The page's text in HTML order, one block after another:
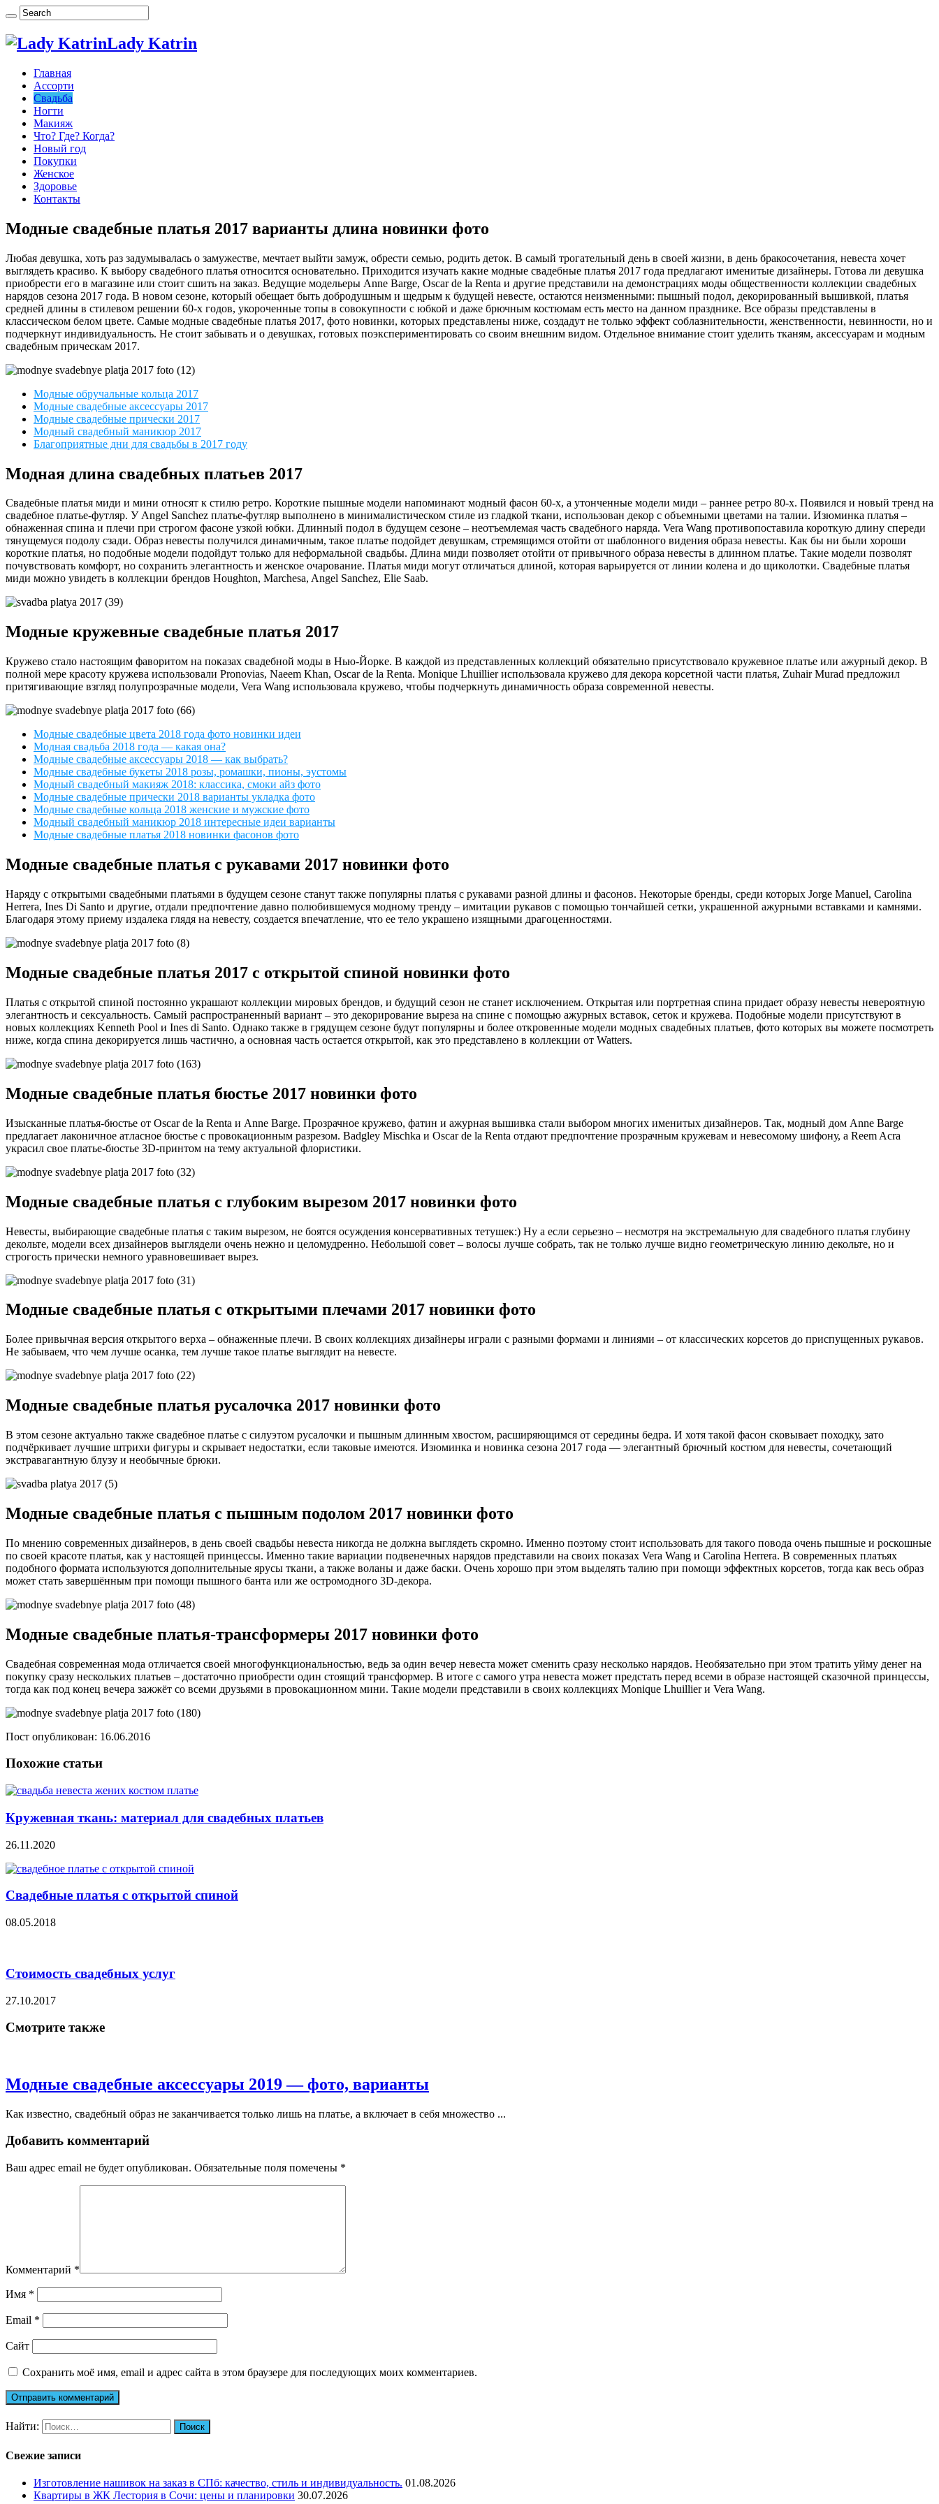
Lady Katrin
Главная
Ассорти
Свадьба
Ногти
Макияж
Что? Где? Когда?
Новый год
Покупки
Женское
Здоровье
Контакты
Модные свадебные платья 2017 варианты длина новинки фото
Любая девушка, хоть раз задумывалась о замужестве, мечтает выйти замуж, обрести семью, родить деток. В самый трогательный день в своей жизни, в день бракосочетания, невеста хочет
выглядеть красиво. К выбору свадебного платья относится основательно. Приходится изучать какие модные свадебные платья 2017 года предлагают именитые дизайнеры. Готова ли девушка
приобрести его в магазине или стоит сшить на заказ. Ведущие модельеры Anne Barge, Oscar de la Renta и другие представили на демонстрациях моды общественности коллекции свадебных
нарядов сезона 2017 года. В новом сезоне, который обещает быть добродушным и щедрым к будущей невесте, остаются неизменными: пышный подол, декорированный вышивкой, платья
средней длины в стилевом решении 60-х годов, укороченные топы в совокупности с юбкой и даже брючным костюмам есть место на данном празднике. Все образы представлены в
классическом белом цвете. Самые модные свадебные платья 2017, фото новинки, которых представлены ниже, создадут не только эффект соблазнительности, женственности, невинности, но и
подчеркнут индивидуальность. Не стоит забывать и о девушках, готовых поэкспериментировать со своим внешним видом. Отдельное внимание стоит уделить тканям, аксессуарам и модным
свадебным прическам 2017.
Модные обручальные кольца 2017
Модные свадебные аксессуары 2017
Модные свадебные прически 2017
Модный свадебный маникюр 2017
Благоприятные дни для свадьбы в 2017 году
Модная длина свадебных платьев 2017
Свадебные платья миди и мини относят к стилю ретро. Короткие пышные модели напоминают модный фасон 60-х, а утонченные модели миди – раннее ретро 80-х. Появился и новый тренд на
свадебное платье-футляр. У Angel Sanchez платье-футляр выполнено в минималистическом стиле из гладкой ткани, использован декор с объемными цветами на талии. Изюминка платья –
обнаженная спина и плечи при строгом фасоне узкой юбки. Длинный подол в будущем сезоне – неотъемлемая часть свадебного наряда. Vera Wang противопоставила короткую длину спереди
тянущемуся подолу сзади. Образ невесты получился динамичным, такое платье подойдет девушкам, стремящимся отойти от шаблонного видения образа невесты. Как бы ни были хороши
короткие платья, но подобные модели подойдут только для неформальной свадьбы. Длина миди позволяет отойти от привычного образа невесты в длинном платье. Такие модели позволят
почувствовать комфорт, но сохранить элегантность и женское очарование. Платья миди могут отличаться длиной, которая варьируется от линии колена и до щиколотки. Свадебные платья
миди можно увидеть в коллекции брендов Houghton, Marchesa, Angel Sanchez, Elie Saab.
Модные кружевные свадебные платья 2017
Кружево стало настоящим фаворитом на показах свадебной моды в Нью-Йорке. В каждой из представленных коллекций обязательно присутствовало кружевное платье или ажурный декор. В
полной мере красоту кружева использовали Pronovias, Naeem Khan, Oscar de la Renta. Monique Lhuillier использовала кружево для декора корсетной части платья, Zuhair Murad предложил
притягивающие взгляд полупрозрачные модели, Vera Wang использовала кружево, чтобы подчеркнуть динамичность образа современной невесты.
Модные свадебные цвета 2018 года фото новинки идеи
Модная свадьба 2018 года — какая она?
Модные свадебные аксессуары 2018 — как выбрать?
Модные свадебные букеты 2018 розы, ромашки, пионы, эустомы
Модный свадебный макияж 2018: классика, смоки айз фото
Модные свадебные прически 2018 варианты укладка фото
Модные свадебные кольца 2018 женские и мужские фото
Модный свадебный маникюр 2018 интересные идеи варианты
Модные свадебные платья 2018 новинки фасонов фото
Модные свадебные платья с рукавами 2017 новинки фото
Наряду с открытыми свадебными платьями в будущем сезоне станут также популярны платья с рукавами разной длины и фасонов. Некоторые бренды, среди которых Jorge Manuel, Carolina
Herrera, Ines Di Santo и другие, отдали предпочтение давно полюбившемуся модному тренду – имитации рукавов с помощью тончайшей сетки, украшенной ажурными вставками и камнями.
Благодаря этому приему издалека глядя на невесту, создается впечатление, что ее тело украшено изящными драгоценностями.
Модные свадебные платья 2017 с открытой спиной новинки фото
Платья с открытой спиной постоянно украшают коллекции мировых брендов, и будущий сезон не станет исключением. Открытая или портретная спина придает образу невесты невероятную
элегантность и сексуальность. Самый распространенный вариант – это декорирование выреза на спине с помощью ажурных вставок, сеток и кружева. Подобные модели присутствуют в
новых коллекциях Kenneth Pool и Ines di Santo. Однако также в грядущем сезоне будут популярны и более откровенные модели модных свадебных платьев, фото которых вы можете посмотреть
ниже, когда спина декорируется лишь частично, а основная часть остается открытой, как это представлено в коллекции от Watters.
Модные свадебные платья бюстье 2017 новинки фото
Изысканные платья-бюстье от Oscar de la Renta и Anne Barge. Прозрачное кружево, фатин и ажурная вышивка стали выбором многих именитых дизайнеров. Так, модный дом Anne Barge
предлагает лаконичное атласное бюстье с провокационным разрезом. Badgley Mischka и Oscar de la Renta отдают предпочтение прозрачным кружевам и невесомому шифону, а Reem Acra
украсил свое платье-бюстье 3D-принтом на тему актуальной флористики.
Модные свадебные платья с глубоким вырезом 2017 новинки фото
Невесты, выбирающие свадебные платья с таким вырезом, не боятся осуждения консервативных тетушек:) Ну а если серьезно – несмотря на экстремальную для свадебного платья глубину
декольте, модели всех дизайнеров выглядели очень нежно и целомудренно. Небольшой совет – волосы лучше собрать, так не только лучше видно геометрическую линию декольте, но и
строгость прически немного уравновешивает вырез.
Модные свадебные платья с открытыми плечами 2017 новинки фото
Более привычная версия открытого верха – обнаженные плечи. В своих коллекциях дизайнеры играли с разными формами и линиями – от классических корсетов до приспущенных рукавов.
Не забываем, что чем лучше осанка, тем лучше такое платье выглядит на невесте.
Модные свадебные платья русалочка 2017 новинки фото
В этом сезоне актуально также свадебное платье с силуэтом русалочки и пышным длинным хвостом, расширяющимся от середины бедра. И хотя такой фасон сковывает походку, зато
подчёркивает лучшие штрихи фигуры и скрывает недостатки, если таковые имеются. Изюминка и новинка сезона 2017 года — элегантный брючный костюм для невесты, сочетающий
экстравагантную блузу и необычные брюки.
Модные свадебные платья с пышным подолом 2017 новинки фото
По мнению современных дизайнеров, в день своей свадьбы невеста никогда не должна выглядеть скромно. Именно поэтому стоит использовать для такого повода очень пышные и роскошные
по своей красоте платья, как у настоящей принцессы. Именно такие вариации подвенечных нарядов представили на своих показах Vera Wang и Carolina Herrera. В современных платьях
подобного формата используются дополнительные ярусы ткани, а также воланы и даже баски. Очень хорошо при этом выделять талию при помощи эффектных корсетов, тогда как весь образ
может стать завершённым при помощи пышного банта или же остромодного 3D-декора.
Модные свадебные платья-трансформеры 2017 новинки фото
Свадебная современная мода отличается своей многофункциональностью, ведь за один вечер невеста может сменить сразу несколько нарядов. Необязательно при этом тратить уйму денег на
покупку сразу нескольких платьев – достаточно приобрести один стоящий трансформер. В итоге с самого утра невеста может предстать перед всеми в образе настоящей сказочной принцессы,
тогда как под конец вечера зажжёт со всеми друзьями в провокационном мини. Такие модели представили в своих коллекциях Monique Lhuillier и Vera Wang.
Пост опубликован: 16.06.2016
Похожие статьи
Кружевная ткань: материал для свадебных платьев
26.11.2020
Свадебные платья с открытой спиной
08.05.2018
Стоимость свадебных услуг
27.10.2017
Смотрите также
Модные свадебные аксессуары 2019 — фото, варианты
Как известно, свадебный образ не заканчивается только лишь на платье, а включает в себя множество ...
Добавить комментарий
Ваш адрес email не будет опубликован. Обязательные поля помечены *
Комментарий *
Имя *
Email *
Сайт
Сохранить моё имя, email и адрес сайта в этом браузере для последующих моих комментариев.
Найти:
Свежие записи
Изготовление нашивок на заказ в СПб: качество, стиль и индивидуальность. 01.08.2026
Квартиры в ЖК Лестория в Сочи: цены и планировки 30.07.2026